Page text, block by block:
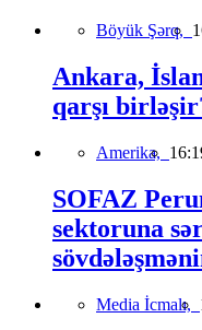
Böyük Şərq,
Ankara,
qarşı
Amerika,
SOFAZ
sektoruna
Media İcmalı,